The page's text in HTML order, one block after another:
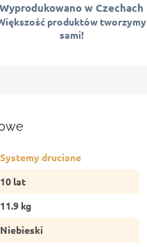
Wyprodukowano w Czechach
produktów tworzymy
sami!
Systemy druciane
10 lat
11.9 kg
Niebieski